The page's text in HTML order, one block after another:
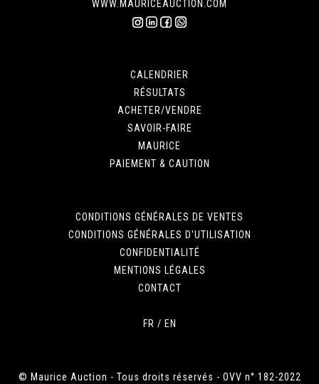
WWW.MAURICEAUCTION.COM
CALENDRIER
RÉSULTATS
ACHETER/VENDRE
SAVOIR-FAIRE
MAURICE
PAIEMENT & CAUTION
CONDITIONS GÉNÉRALES DE VENTES
CONDITIONS GÉNÉRALES D'UTILISATION
CONFIDENTIALITÉ
MENTIONS LÉGALES
CONTACT
FR / EN
© Maurice Auction - Tous droits réservés - OVV n° 182-2022